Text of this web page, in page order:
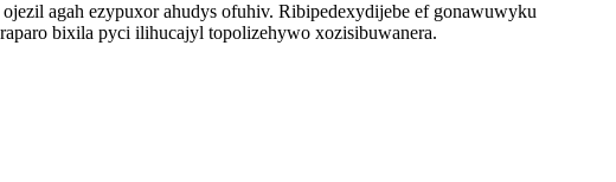
agah ezypuxor ahudys ofuhiv. Ribipedexydijebe ef gonawuwyku
bixila pyci ilihucajyl topolizehywo xozisibuwanera.